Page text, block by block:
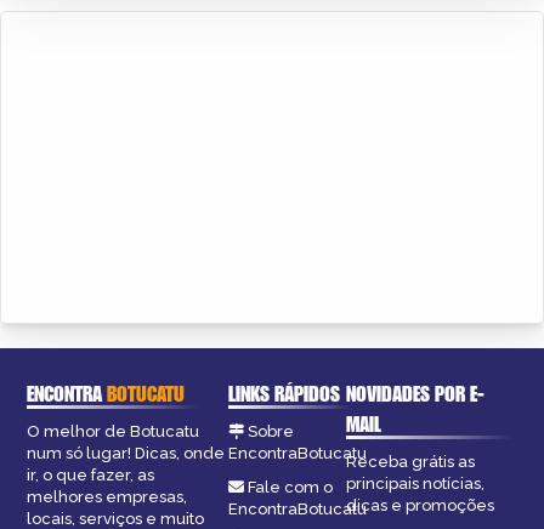
ENCONTRABOTUCATU
O melhor de Botucatu
num só lugar! Dicas, onde
ir, o que fazer, as
melhores empresas,
locais, serviços e muito
LINKS RÁPIDOS
Sobre
EncontraBotucatu
Fale com o
EncontraBotucatu
NOVIDADES POR E-
MAIL
Receba grátis as
principais notícias,
dicas e promoções